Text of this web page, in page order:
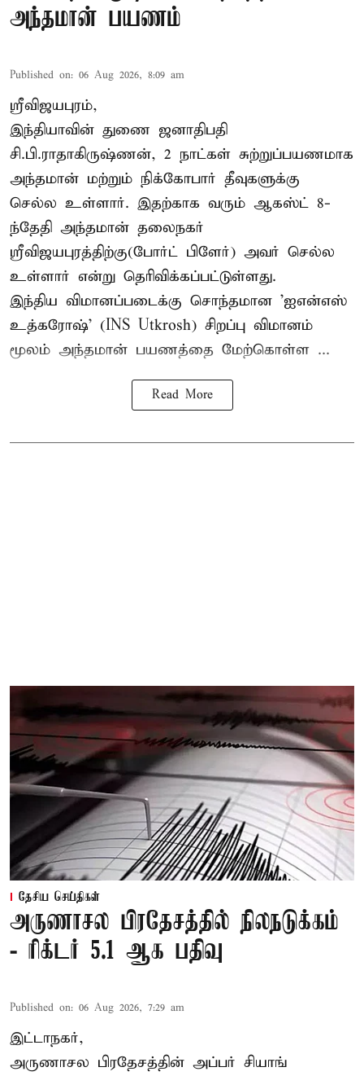
அந்தமான் பயணம்
Published on: 06 Aug 2026, 8:09 am
ஸ்ரீவிஜயபுரம்,
இந்தியாவின் துணை ஜனாதிபதி
சி.பி.ராதாகிருஷ்ணன், 2 நாட்கள் சுற்றுப்பயணமாக
அந்தமான் மற்றும் நிக்கோபார் தீவுகளுக்கு
செல்ல உள்ளார். இதற்காக வரும் ஆகஸ்ட் 8-
ந்தேதி அந்தமான் தலைநகர்
ஸ்ரீவிஜயபுரத்திற்கு(போர்ட் பிளேர்) அவர் செல்ல
உள்ளார் என்று தெரிவிக்கப்பட்டுள்ளது.
இந்திய விமானப்படைக்கு சொந்தமான 'ஐஎன்எஸ்
உத்கரோஷ்' (INS Utkrosh) சிறப்பு விமானம்
மூலம் அந்தமான் பயணத்தை மேற்கொள்ள ...
Read More
தேசிய செய்திகள்
அருணாசல பிரதேசத்தில் நிலநடுக்கம்
- ரிக்டர் 5.1 ஆக பதிவு
Published on: 06 Aug 2026, 7:29 am
இட்டாநகர்,
அருணாசல பிரதேசத்தின் அப்பர் சியாங்